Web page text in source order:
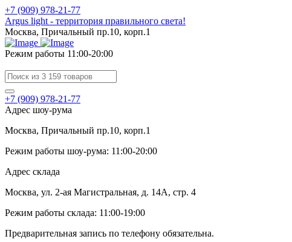
+7 (909) 978-21-77
Argus light - территория правильного света!
Москва, Причальный пр.10, корп.1
Режим работы 11:00-20:00
+7 (909) 978-21-77
Адрес шоу-рума
Москва, Причальный пр.10, корп.1
Режим работы шоу-рума: 11:00-20:00
Адрес склада
Москва, ул. 2-ая Магистральная, д. 14А, стр. 4
Режим работы склада: 11:00-19:00
Предварительная запись по телефону обязательна.